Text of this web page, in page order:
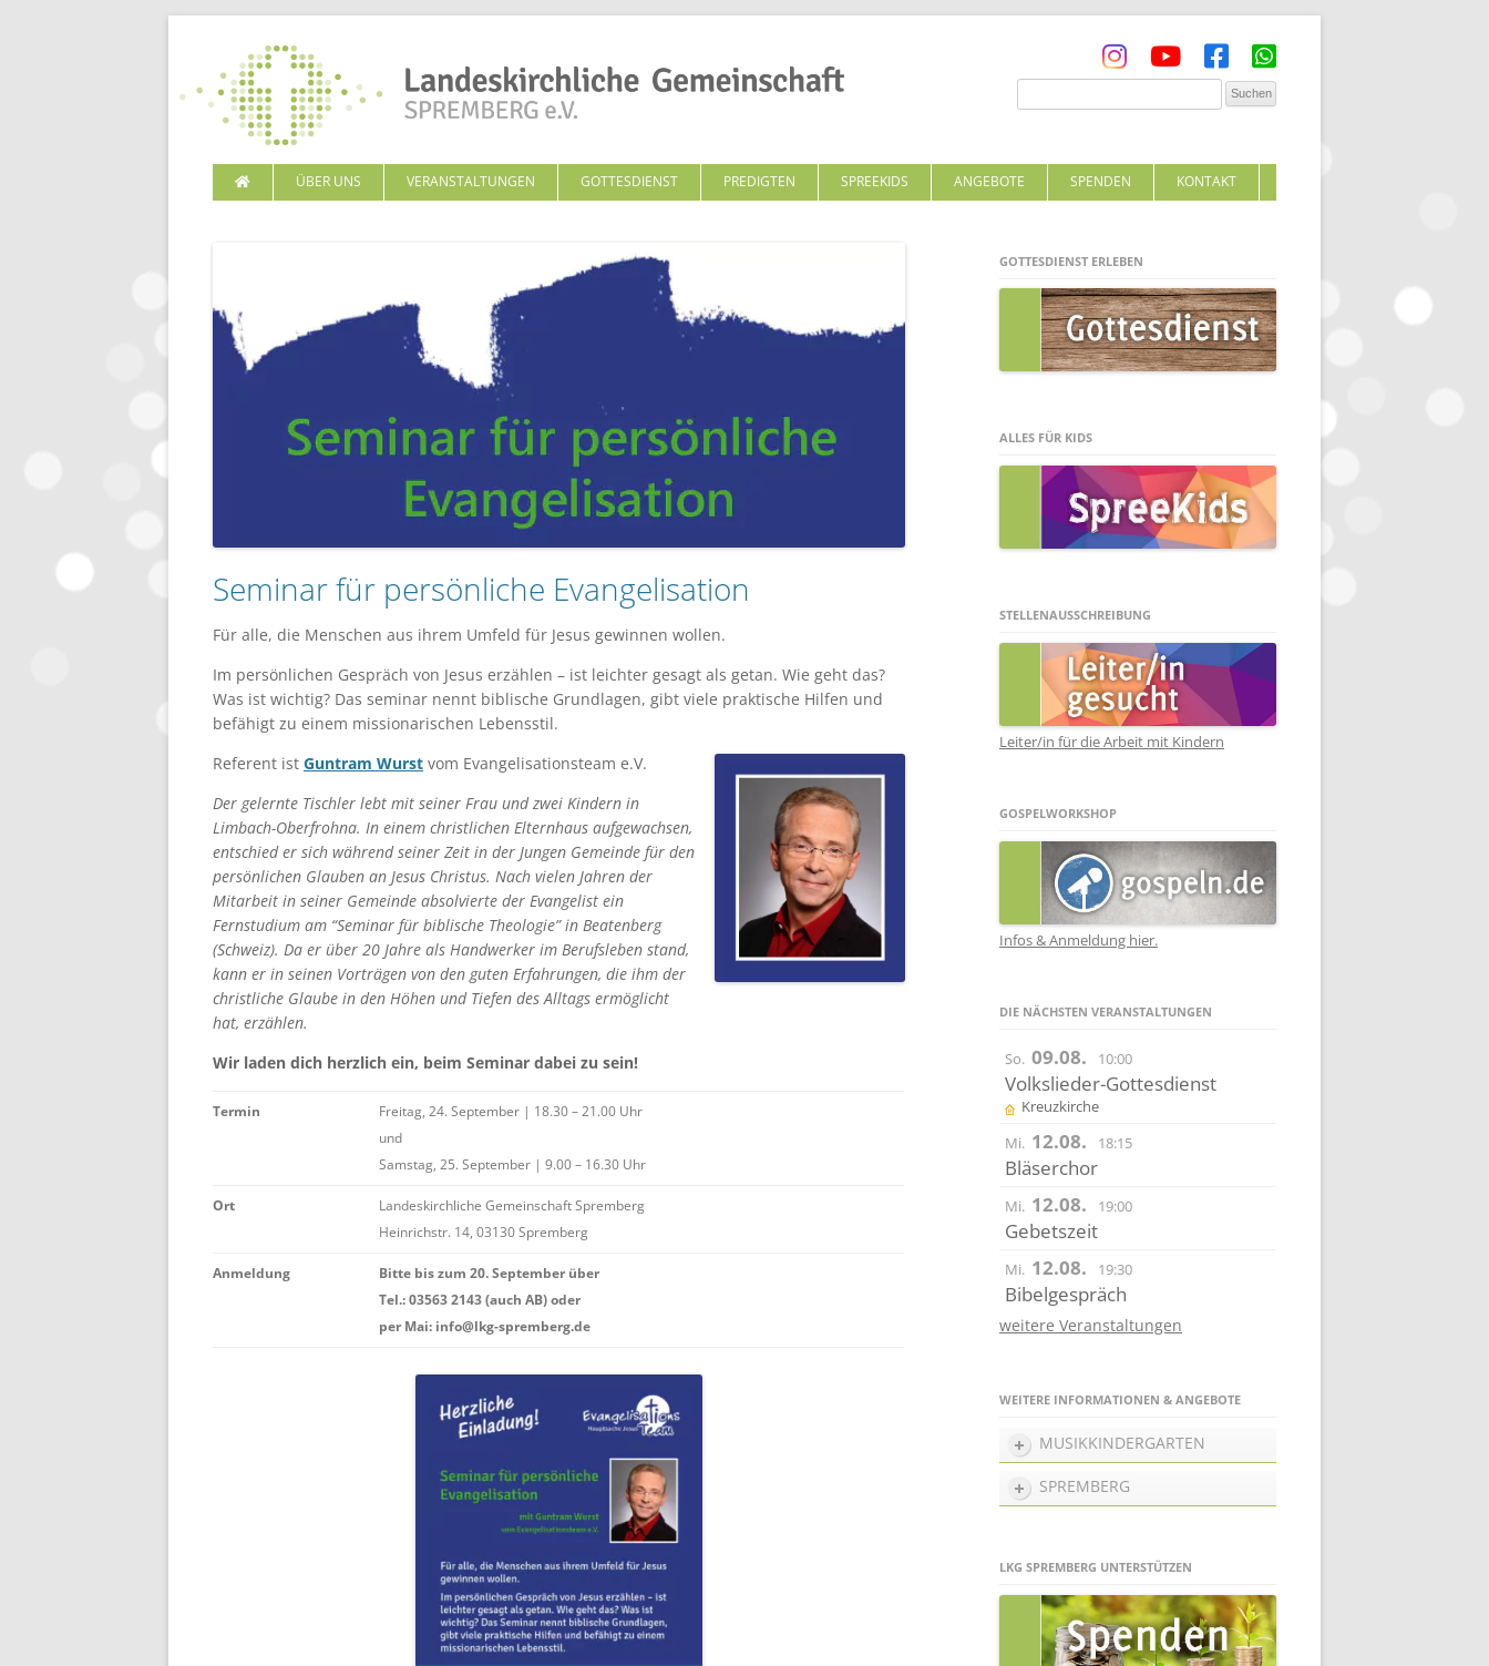
Zum Inhalt springen
ÜBER UNS VERANSTALTUNGEN GOTTESDIENST PREDIGTEN SPREEKIDS ANGEBOTE SPENDEN KONTAKT
Seminar für persönliche Evangelisation
Für alle, die Menschen aus ihrem Umfeld für Jesus gewinnen wollen.
Im persönlichen Gespräch von Jesus erzählen – ist leichter gesagt als getan. Wie geht das?
Was ist wichtig? Das seminar nennt biblische Grundlagen, gibt viele praktische Hilfen und
befähigt zu einem missionarischen Lebensstil.
Referent ist Guntram Wurst vom Evangelisationsteam e.V.
Der gelernte Tischler lebt mit seiner Frau und zwei Kindern in
Limbach-Oberfrohna. In einem christlichen Elternhaus aufgewachsen,
entschied er sich während seiner Zeit in der Jungen Gemeinde für den
persönlichen Glauben an Jesus Christus. Nach vielen Jahren der
Mitarbeit in seiner Gemeinde absolvierte der Evangelist ein
Fernstudium am “Seminar für biblische Theologie” in Beatenberg
(Schweiz). Da er über 20 Jahre als Handwerker im Berufsleben stand,
kann er in seinen Vorträgen von den guten Erfahrungen, die ihm der
christliche Glaube in den Höhen und Tiefen des Alltags ermöglicht
hat, erzählen.
Wir laden dich herzlich ein, beim Seminar dabei zu sein!
Termin
Freitag, 24. September | 18.30 – 21.00 Uhr
und
Samstag, 25. September | 9.00 – 16.30 Uhr
Ort
Landeskirchliche Gemeinschaft Spremberg
Heinrichstr. 14, 03130 Spremberg
Anmeldung
Bitte bis zum 20. September über
Tel.: 03563 2143 (auch AB) oder
per Mai: info@lkg-spremberg.de
GOTTESDIENST ERLEBEN
ALLES FÜR KIDS
STELLENAUSSCHREIBUNG
Leiter/in für die Arbeit mit Kindern
GOSPELWORKSHOP
Infos & Anmeldung hier.
DIE NÄCHSTEN VERANSTALTUNGEN
So. 09.08. 10:00
Volkslieder-Gottesdienst
Kreuzkirche
Mi. 12.08. 18:15
Bläserchor
Mi. 12.08. 19:00
Gebetszeit
Mi. 12.08. 19:30
Bibelgespräch
weitere Veranstaltungen
WEITERE INFORMATIONEN & ANGEBOTE
MUSIKKINDERGARTEN
SPREMBERG
LKG SPREMBERG UNTERSTÜTZEN